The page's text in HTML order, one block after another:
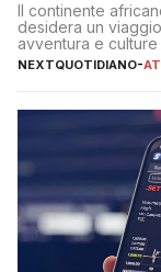
Il continente
desidera un
avventura e culture
NEXTQUOTIDIANO-